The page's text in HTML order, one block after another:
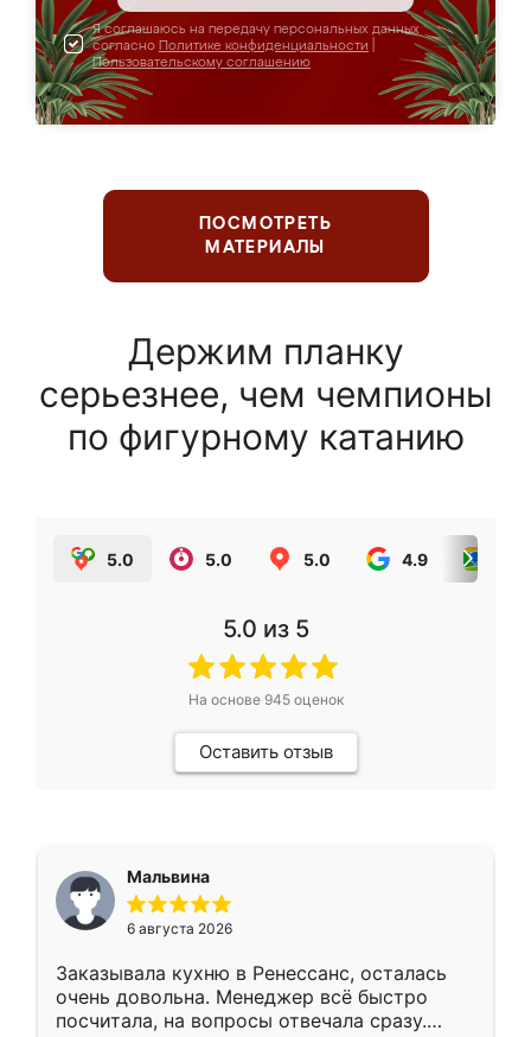
Я соглашаюсь на передачу персональных данных
согласно Политике конфиденциальности
Пользовательскому соглашению
ПОСМОТРЕТЬ
МАТЕРИАЛЫ
Держим планку
серьезнее, чем чемпионы
по фигурному катанию
5.0 5.0 5.0 4.9
5.0 из 5
На основе 945оценок
Оставить отзыв
Мальвина
6 августа 2026
Заказывала кухню в Ренессанс, осталась
очень довольна. Менеджер всё быстро
посчитала, на вопросы отвечала сразу.